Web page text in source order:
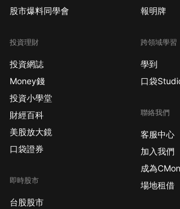
股市爆料同學會
投資理財
投資網誌
Money錢
投資小學堂
財經百科
美股放大鏡
口袋證券
即時股市
台股股市
報明牌
跨領域學習
學到
口袋
聯絡我們
客服中心
加入我們
成為
場地租借